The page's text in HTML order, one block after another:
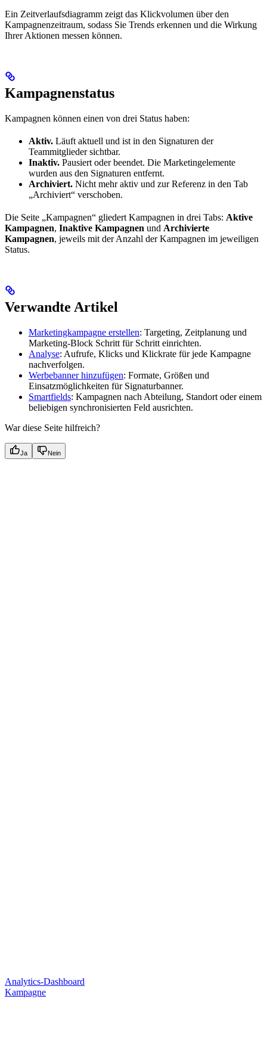
Ein Zeitverlaufsdiagramm zeigt das Klickvolumen über den
Kampagnenzeitraum, sodass Sie Trends erkennen und die Wirkung
Ihrer Aktionen messen können.
Kampagnenstatus
Kampagnen können einen von drei Status haben:
Aktiv. Läuft aktuell und ist in den Signaturen der
Teammitglieder sichtbar.
Inaktiv. Pausiert oder beendet. Die Marketingelemente
wurden aus den Signaturen entfernt.
Archiviert. Nicht mehr aktiv und zur Referenz in den Tab
„Archiviert“ verschoben.
Die Seite „Kampagnen“ gliedert Kampagnen in drei Tabs: Aktive
Kampagnen, Inaktive Kampagnen und Archivierte
Kampagnen, jeweils mit der Anzahl der Kampagnen im jeweiligen
Status.
Verwandte Artikel
Marketingkampagne erstellen: Targeting, Zeitplanung und
Marketing-Block Schritt für Schritt einrichten.
Analyse: Aufrufe, Klicks und Klickrate für jede Kampagne
nachverfolgen.
Werbebanner hinzufügen: Formate, Größen und
Einsatzmöglichkeiten für Signaturbanner.
Smartfields: Kampagnen nach Abteilung, Standort oder einem
beliebigen synchronisierten Feld ausrichten.
War diese Seite hilfreich?
Ja Nein
Analytics-Dashboard
Kampagne